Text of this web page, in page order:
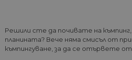
Решили сте да почивате на
планината? Вече няма смисъл от
къмпингуване, за да се отървете